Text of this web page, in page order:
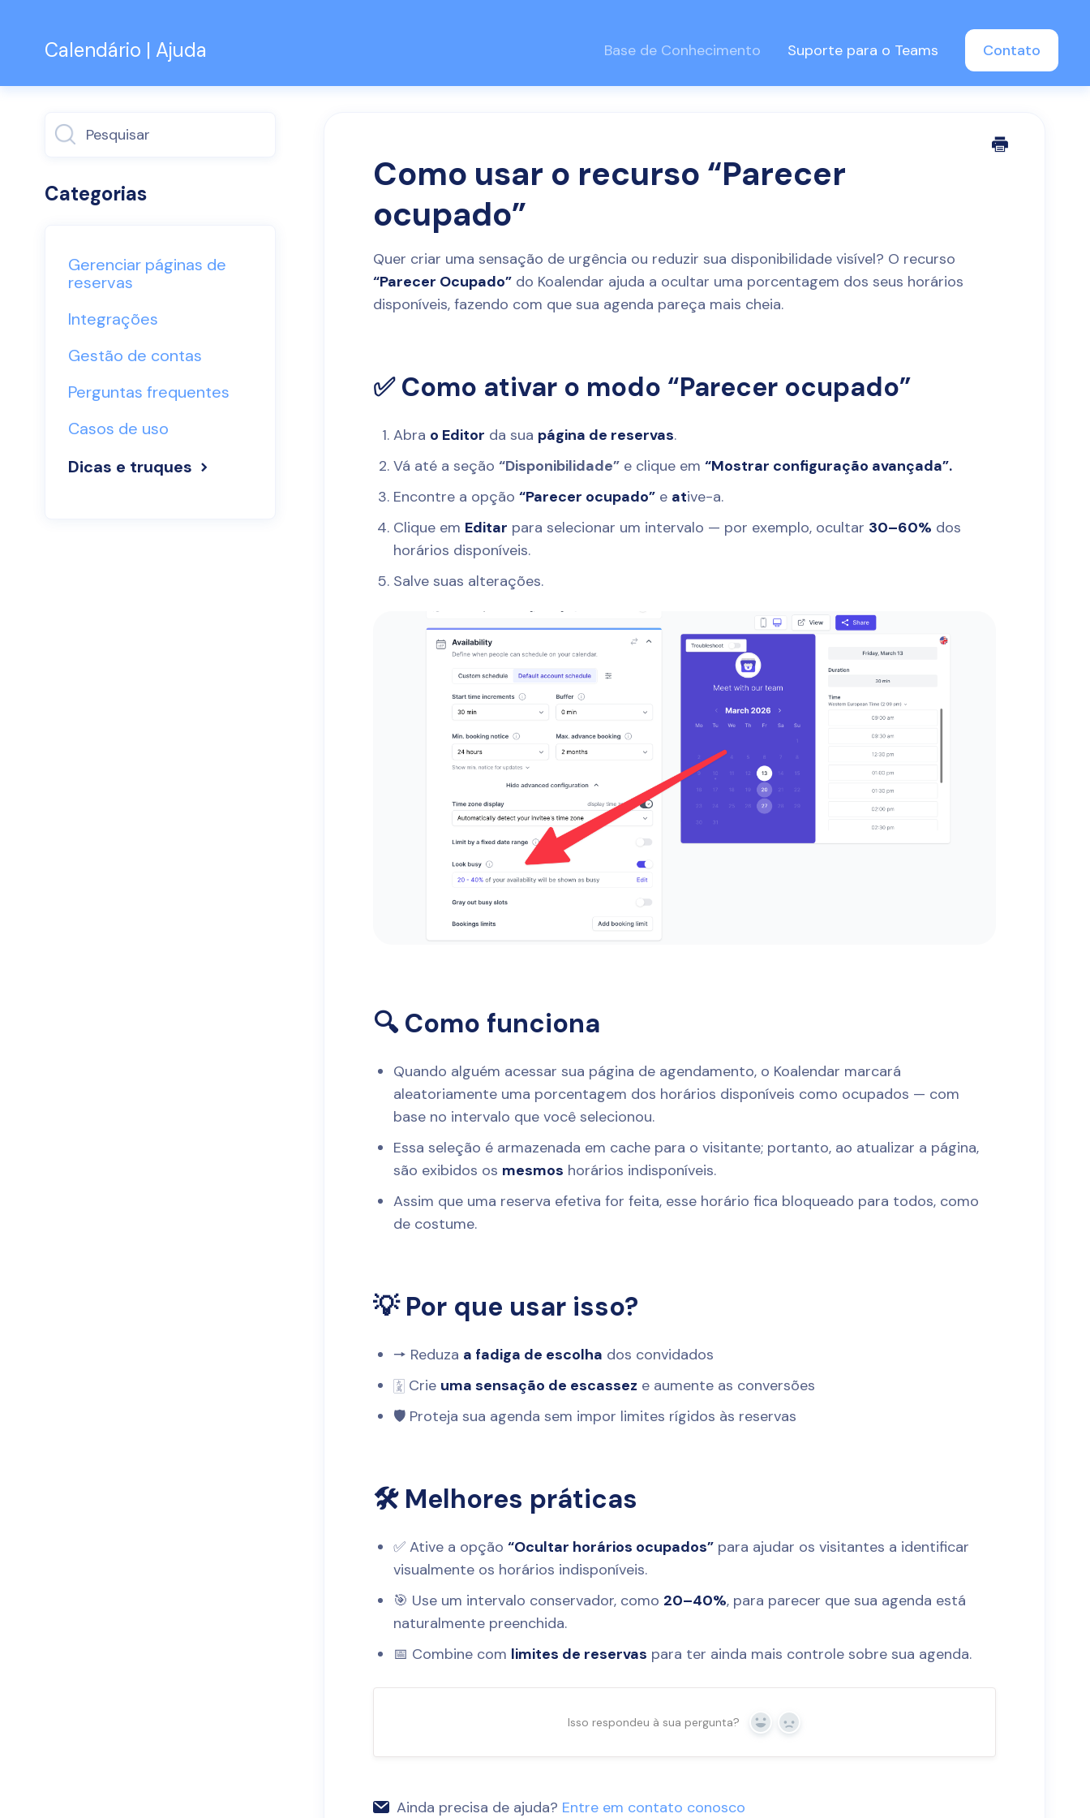
Calendário | Ajuda Base de Conhecimento Suporte para o Teams Contato
Como usar o recurso “Parecer
ocupado”
Quer criar uma sensação de urgência ou reduzir sua disponibilidade visível? O recurso
“Parecer Ocupado” do Koalendar ajuda a ocultar uma porcentagem dos seus horários
disponíveis, fazendo com que sua agenda pareça mais cheia.
✅ Como ativar o modo “Parecer ocupado”
Abra o Editor da sua página de reservas.
Vá até a seção“Disponibilidade” e clique em“Mostrar configuração avançada”.
Encontre a opção“Parecer ocupado” e ative-a.
Clique em Editar para selecionar um intervalo — por exemplo, ocultar 30–60% dos
horários disponíveis.
Salve suas alterações.
🔍 Como funciona
Quando alguém acessar sua página de agendamento, o Koalendar marcará
aleatoriamente uma porcentagem dos horários disponíveis como ocupados — com
base no intervalo que você selecionou.
Essa seleção é armazenada em cache para o visitante; portanto, ao atualizar a página,
são exibidos os mesmos horários indisponíveis.
Assim que uma reserva efetiva for feita, esse horário fica bloqueado para todos, como
de costume.
💡 Por que usar isso?
🠖 Reduza a fadiga de escolha dos convidados
🀏 Crie uma sensação de escassez e aumente as conversões
🛡️ Proteja sua agenda sem impor limites rígidos às reservas
🛠️ Melhores práticas
✅ Ative a opção“Ocultar horários ocupados” para ajudar os visitantes a identificar
visualmente os horários indisponíveis.
🎯 Use um intervalo conservador, como 20–40%, para parecer que sua agenda está
naturalmente preenchida.
📅 Combine com limites de reservas para ter ainda mais controle sobre sua agenda.
Isso respondeu à sua pergunta? Sim Não
Ainda precisa de ajuda? Entre em contato conosco
Categorias
Gerenciar páginas de
reservas
Integrações
Gestão de contas
Perguntas frequentes
Casos de uso
Dicas e truques